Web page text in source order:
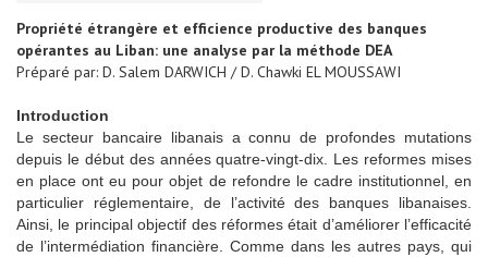
Propriété étrangère et efficience productive des banques
opérantes au Liban: une analyse par la méthode DEA
Préparé par: D. Salem DARWICH / D. Chawki EL MOUSSAWI
Introduction
Le secteur bancaire libanais a connu de profondes mutations
depuis le début des années quatre-vingt-dix. Les reformes mises
en place ont eu pour objet de refondre le cadre institutionnel, en
particulier réglementaire, de l’activité des banques libanaises.
Ainsi, le principal objectif des réformes était d’améliorer l’efficacité
de l’intermédiation financière. Comme dans les autres pays, qui